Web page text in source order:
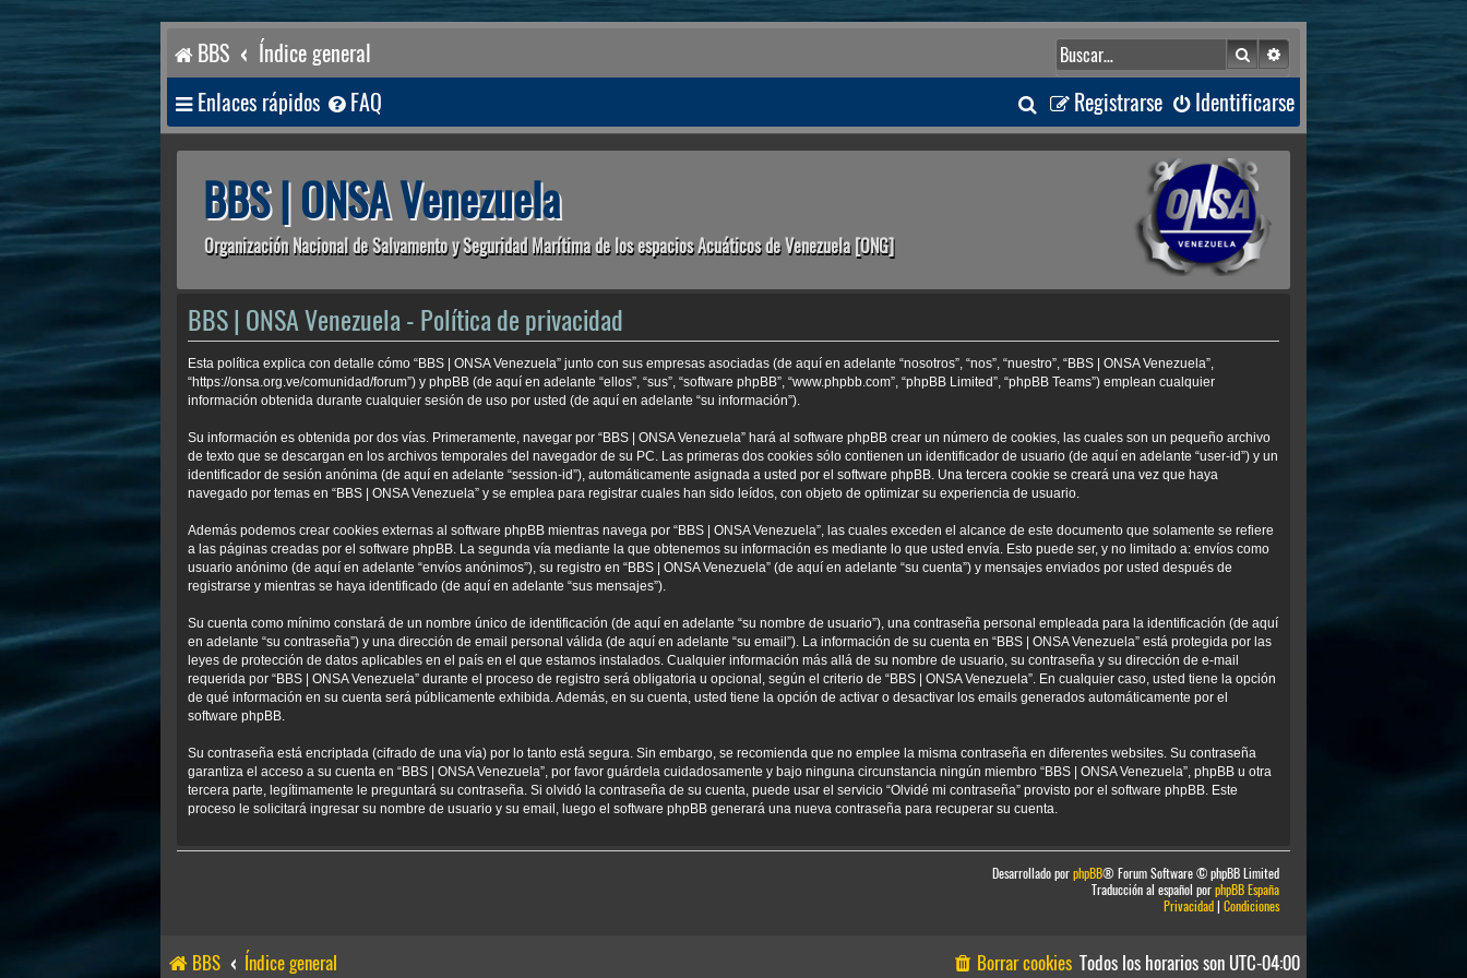
BBS Índice general BuscarBúsqueda avanzada
Enlaces rápidos FAQ Identificarse
Registrarse
B
u
a
r
BBS | ONSA Venezuela
Organización Nacional de Salvamento y Seguridad Marítima de los espacios Acuáticos de Venezuela [ONG]
BBS | ONSA Venezuela - Política de privacidad
Esta política explica con detalle cómo “BBS | ONSA Venezuela” junto con sus empresas asociadas (de aquí en adelante “nosotros”, “nos”, “nuestro”, “BBS | ONSA Venezuela”,
“https://onsa.org.ve/comunidad/forum”) y phpBB (de aquí en adelante “ellos”, “sus”, “software phpBB”, “www.phpbb.com”, “phpBB Limited”, “phpBB Teams”) emplean cualquier
información obtenida durante cualquier sesión de uso por usted (de aquí en adelante “su información”).
Su información es obtenida por dos vías. Primeramente, navegar por “BBS | ONSA Venezuela” hará al software phpBB crear un número de cookies, las cuales son un pequeño archivo
de texto que se descargan en los archivos temporales del navegador de su PC. Las primeras dos cookies sólo contienen un identificador de usuario (de aquí en adelante “user-id”) y un
identificador de sesión anónima (de aquí en adelante “session-id”), automáticamente asignada a usted por el software phpBB. Una tercera cookie se creará una vez que haya
navegado por temas en “BBS | ONSA Venezuela” y se emplea para registrar cuales han sido leídos, con objeto de optimizar su experiencia de usuario.
Además podemos crear cookies externas al software phpBB mientras navega por “BBS | ONSA Venezuela”, las cuales exceden el alcance de este documento que solamente se refiere
a las páginas creadas por el software phpBB. La segunda vía mediante la que obtenemos su información es mediante lo que usted envía. Esto puede ser, y no limitado a: envíos como
usuario anónimo (de aquí en adelante “envíos anónimos”), su registro en “BBS | ONSA Venezuela” (de aquí en adelante “su cuenta”) y mensajes enviados por usted después de
registrarse y mientras se haya identificado (de aquí en adelante “sus mensajes”).
Su cuenta como mínimo constará de un nombre único de identificación (de aquí en adelante “su nombre de usuario”), una contraseña personal empleada para la identificación (de aquí
en adelante “su contraseña”) y una dirección de email personal válida (de aquí en adelante “su email”). La información de su cuenta en “BBS | ONSA Venezuela” está protegida por las
leyes de protección de datos aplicables en el país en el que estamos instalados. Cualquier información más allá de su nombre de usuario, su contraseña y su dirección de e-mail
requerida por “BBS | ONSA Venezuela” durante el proceso de registro será obligatoria u opcional, según el criterio de “BBS | ONSA Venezuela”. En cualquier caso, usted tiene la opción
de qué información en su cuenta será públicamente exhibida. Además, en su cuenta, usted tiene la opción de activar o desactivar los emails generados automáticamente por el
software phpBB.
Su contraseña está encriptada (cifrado de una vía) por lo tanto está segura. Sin embargo, se recomienda que no emplee la misma contraseña en diferentes websites. Su contraseña
garantiza el acceso a su cuenta en “BBS | ONSA Venezuela”, por favor guárdela cuidadosamente y bajo ninguna circunstancia ningún miembro “BBS | ONSA Venezuela”, phpBB u otra
tercera parte, legítimamente le preguntará su contraseña. Si olvidó la contraseña de su cuenta, puede usar el servicio “Olvidé mi contraseña” provisto por el software phpBB. Este
proceso le solicitará ingresar su nombre de usuario y su email, luego el software phpBB generará una nueva contraseña para recuperar su cuenta.
Desarrollado porphpBB® Forum Software © phpBB Limited
Traducción al español porphpBB España
Privacidad| Condiciones
BBS Índice general Todos los horarios son UTC-04:00
Borrar cookies